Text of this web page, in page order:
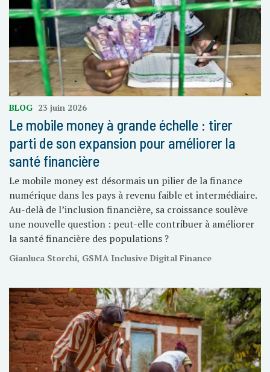
BLOG 23 juin 2026
Le mobile money à grande échelle : tirer
parti de son expansion pour améliorer la
santé financière
Le mobile money est désormais un pilier de la finance
numérique dans les pays à revenu faible et intermédiaire.
Au-delà de l’inclusion financière, sa croissance soulève
une nouvelle question : peut-elle contribuer à améliorer
la santé financière des populations ?
Gianluca Storchi, GSMA Inclusive Digital Finance